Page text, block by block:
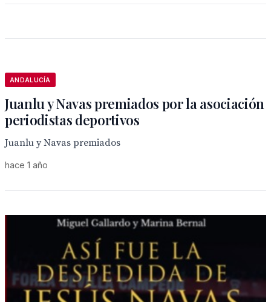
ANDALUCÍA
Juanlu y Navas premiados por la asociación
periodistas deportivos
Juanlu y Navas premiados
hace 1 año